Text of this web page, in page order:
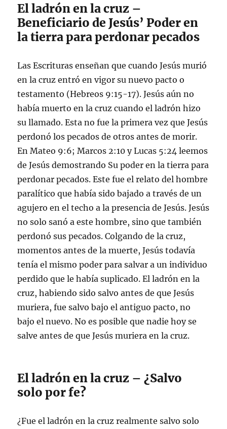
El ladrón en la cruz –
Beneficiario de Jesús’ Poder en
la tierra para perdonar pecados
Las Escrituras enseñan que cuando Jesús murió
en la cruz entró en vigor su nuevo pacto o
testamento (Hebreos 9:15-17). Jesús aún no
había muerto en la cruz cuando el ladrón hizo
su llamado. Esta no fue la primera vez que Jesús
perdonó los pecados de otros antes de morir.
En Mateo 9:6; Marcos 2:10 y Lucas 5:24 leemos
de Jesús demostrando Su poder en la tierra para
perdonar pecados. Este fue el relato del hombre
paralítico que había sido bajado a través de un
agujero en el techo a la presencia de Jesús. Jesús
no solo sanó a este hombre, sino que también
perdonó sus pecados. Colgando de la cruz,
momentos antes de la muerte, Jesús todavía
tenía el mismo poder para salvar a un individuo
perdido que le había suplicado. El ladrón en la
cruz, habiendo sido salvo antes de que Jesús
muriera, fue salvo bajo el antiguo pacto, no
bajo el nuevo. No es posible que nadie hoy se
salve antes de que Jesús muriera en la cruz.
El ladrón en la cruz – ¿Salvo
solo por fe?
¿Fue el ladrón en la cruz realmente salvo solo